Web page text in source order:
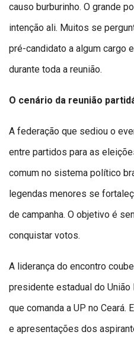
causo burburinho. O grande
intenção ali. Muitos se
pré-candidato a algum cargo
durante toda a reunião.
O cenário da reunião
A federação que sediou o
entre partidos para as
comum no sistema político
legendas menores se
de campanha. O objetivo é
conquistar votos.
A liderança do encontro
presidente estadual do União
que comanda a UP no Ceará.
e apresentações dos